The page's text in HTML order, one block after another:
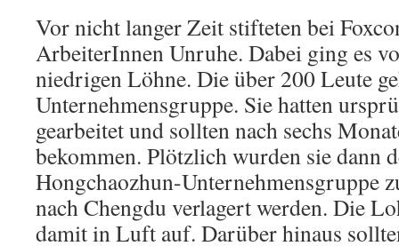
Vor nicht langer Zeit stifteten bei
ArbeiterInnen Unruhe. Dabei ging es
niedrigen Löhne. Die über 200 Leute
Unternehmensgruppe. Sie hatten
gearbeitet und sollten nach sechs
bekommen. Plötzlich wurden sie dann
Hongchaozhun-Unternehmensgruppe
nach Chengdu verlagert werden. Die
damit in Luft auf. Darüber hinaus